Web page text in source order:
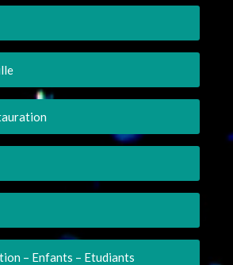
– Enfants – Etudiants